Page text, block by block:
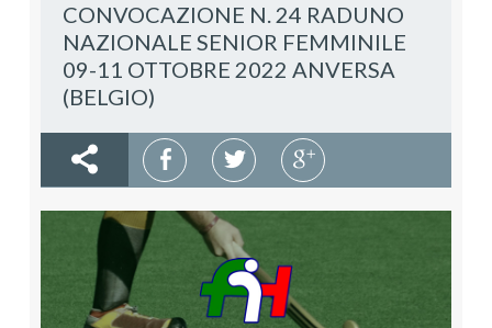
CONVOCAZIONE N. 24 RADUNO
NAZIONALE SENIOR FEMMINILE
09-11 OTTOBRE 2022 ANVERSA
(BELGIO)